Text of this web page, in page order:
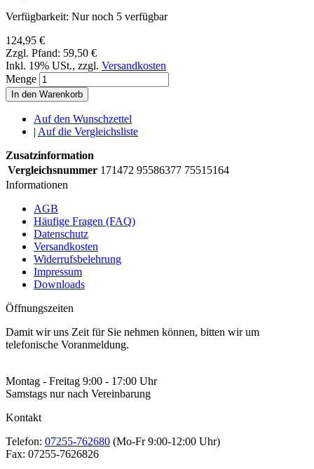
Verfügbarkeit: Nur noch 5 verfügbar
124,95 €
Zzgl. Pfand: 59,50 €
Inkl. 19% USt., zzgl. Versandkosten
Menge
In den Warenkorb
Auf den Wunschzettel
| Auf die Vergleichsliste
Zusatzinformation
Vergleichsnummer 171472 95586377 75515164
Informationen
AGB
Häufige Fragen (FAQ)
Datenschutz
Versandkosten
Widerrufsbelehrung
Impressum
Downloads
Öffnungszeiten
Damit wir uns Zeit für Sie nehmen können, bitten wir um
telefonische Voranmeldung.
Montag - Freitag 9:00 - 17:00 Uhr
Samstags nur nach Vereinbarung
Kontakt
Telefon: 07255-762680 (Mo-Fr 9:00-12:00 Uhr)
Fax: 07255-7626826